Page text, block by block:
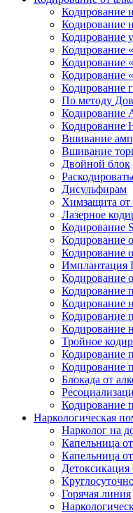
Кодирование
Кодирование
Кодирование
Кодирование
Кодирование
Кодирование
Кодирование
По методу
Кодирование
Кодирование
Вшивание
Вшивание
Двойной блок
Дисульфирам
Химзащита от
Лазерное
Кодирование
Кодирование
Кодирование
Имплантация
Кодирование
Кодирование
Кодирование
Кодирование
Кодирование
Тройное
Кодирование
Кодирование
Блокада от
Кодирование
Наркологическая
Нарколог на
Капельница
Капельница
Детоксикация
Горячая линия